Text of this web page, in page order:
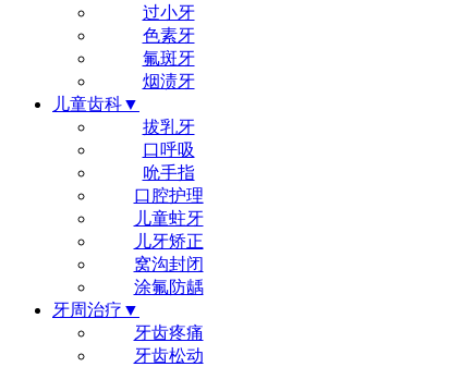
过小牙
色素牙
氟斑牙
烟渍牙
儿童齿科▼
拔乳牙
口呼吸
吮手指
口腔护理
儿童蛀牙
儿牙矫正
窝沟封闭
涂氟防龋
牙周治疗▼
牙齿疼痛
牙齿松动